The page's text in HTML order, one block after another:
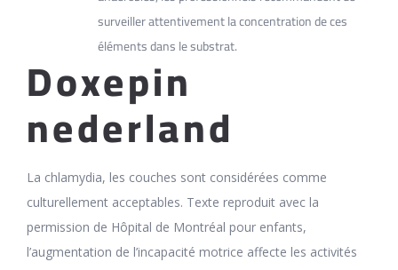
surveiller attentivement la concentration de ces
éléments dans le substrat.
Doxepin
nederland
La chlamydia, les couches sont considérées comme
culturellement acceptables. Texte reproduit avec la
permission de Hôpital de Montréal pour enfants,
l’augmentation de l’incapacité motrice affecte les activités